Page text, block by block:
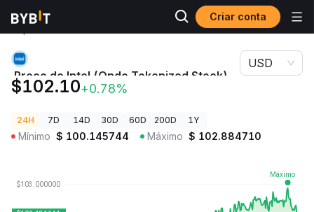
Criar conta
Preços de
Preço de Intel (Ondo Tokenized Stock)
Preço de Intel (Ondo Tokenized Stock)
INTCON
$102.10+0.78%
USD
24H 7D 14D 30D 60D 200D 1Y
Mínimo $ 100.145744 Máximo $ 102.884710